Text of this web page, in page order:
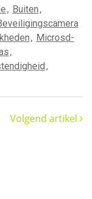
, Buiten,
, Microsd-
,
,
Volgend artikel